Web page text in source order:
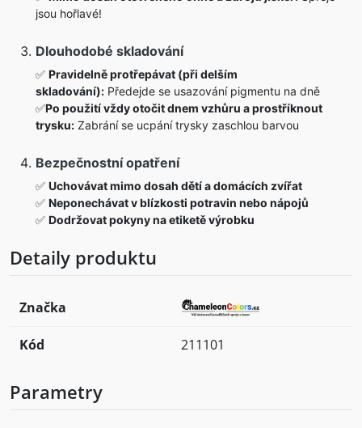
jsou hořlavé!
Dlouhodobé skladování
✅ Pravidelně protřepávat (při delším
skladování): Předejde se usazování pigmentu na dně
✅Po použití vždy otočit dnem vzhůru a prostříknout
trysku: Zabrání se ucpání trysky zaschlou barvou
Bezpečnostní opatření
✅ Uchovávat mimo dosah dětí a domácích zvířat
✅ Neponechávat v blízkosti potravin nebo nápojů
✅ Dodržovat pokyny na etiketě výrobku
Detaily produktu
Značka
Kód 211101
Parametry